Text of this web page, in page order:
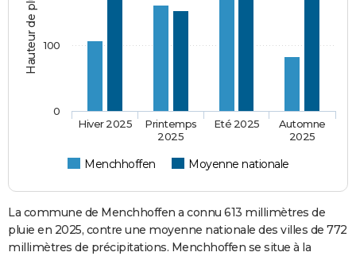
Menchhoffen Moyenne nationale
Hiver 2025
Printemps
2025
Eté 2025
Automne
2025
0
100
La commune de Menchhoffen a connu 613 millimètres de
pluie en 2025, contre une moyenne nationale des villes de 772
millimètres de précipitations. Menchhoffen se situe à la